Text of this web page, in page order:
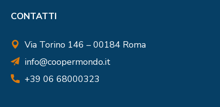
CONTATTI
Via Torino 146 – 00184 Roma
info@coopermondo.it
+39 06 68000323